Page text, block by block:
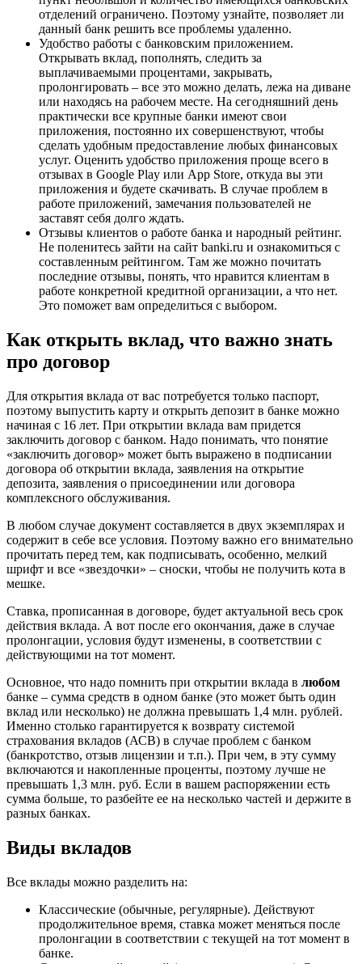
отделений ограничено. Поэтому узнайте, позволяет ли
данный банк решить все проблемы удаленно.
Удобство работы с банковским приложением.
Открывать вклад, пополнять, следить за
выплачиваемыми процентами, закрывать,
пролонгировать – все это можно делать, лежа на диване
или находясь на рабочем месте. На сегодняшний день
практически все крупные банки имеют свои
приложения, постоянно их совершенствуют, чтобы
сделать удобным предоставление любых финансовых
услуг. Оценить удобство приложения проще всего в
отзывах в Google Play или App Store, откуда вы эти
приложения и будете скачивать. В случае проблем в
работе приложений, замечания пользователей не
заставят себя долго ждать.
Отзывы клиентов о работе банка и народный рейтинг.
Не поленитесь зайти на сайт banki.ru и ознакомиться с
составленным рейтингом. Там же можно почитать
последние отзывы, понять, что нравится клиентам в
работе конкретной кредитной организации, а что нет.
Это поможет вам определиться с выбором.
Как открыть вклад, что важно знать
про договор
Для открытия вклада от вас потребуется только паспорт,
поэтому выпустить карту и открыть депозит в банке можно
начиная с 16 лет. При открытии вклада вам придется
заключить договор с банком. Надо понимать, что понятие
«заключить договор» может быть выражено в подписании
договора об открытии вклада, заявления на открытие
депозита, заявления о присоединении или договора
комплексного обслуживания.
В любом случае документ составляется в двух экземплярах и
содержит в себе все условия. Поэтому важно его внимательно
прочитать перед тем, как подписывать, особенно, мелкий
шрифт и все «звездочки» – сноски, чтобы не получить кота в
мешке.
Ставка, прописанная в договоре, будет актуальной весь срок
действия вклада. А вот после его окончания, даже в случае
пролонгации, условия будут изменены, в соответствии с
действующими на тот момент.
Основное, что надо помнить при открытии вклада в любом
банке – сумма средств в одном банке (это может быть один
вклад или несколько) не должна превышать 1,4 млн. рублей.
Именно столько гарантируется к возврату системой
страхования вкладов (АСВ) в случае проблем с банком
(банкротство, отзыв лицензии и т.п.). При чем, в эту сумму
включаются и накопленные проценты, поэтому лучше не
превышать 1,3 млн. руб. Если в вашем распоряжении есть
сумма больше, то разбейте ее на несколько частей и держите в
разных банках.
Виды вкладов
Все вклады можно разделить на:
Классические (обычные, регулярные). Действуют
продолжительное время, ставка может меняться после
пролонгации в соответствии с текущей на тот момент в
банке.